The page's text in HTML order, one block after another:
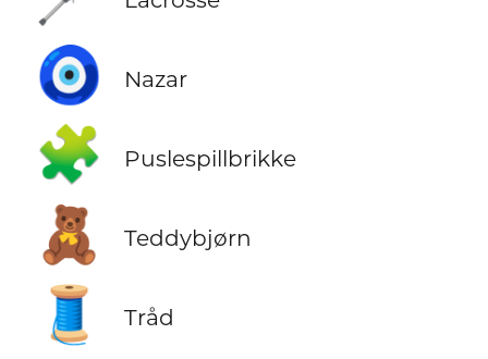
🧿 Nazar
🧩 Puslespillbrikke
🧸 Teddybjørn
🧵 Tråd